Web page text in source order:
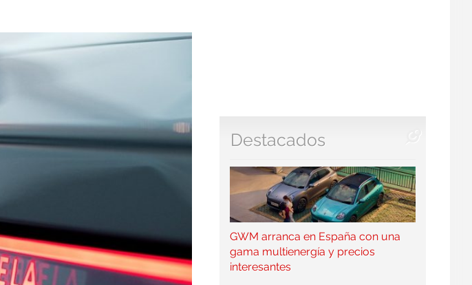
Destacados
GWM arranca en España con una
gama multienergía y precios
interesantes